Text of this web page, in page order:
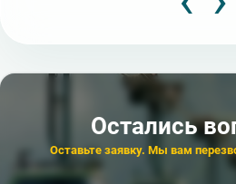
Плаза СПА
4.8
‹ ›
Узбекистан
4.4
‹ ›
Остались
Оставьте заявку. Мы вам